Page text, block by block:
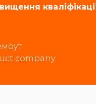
company.